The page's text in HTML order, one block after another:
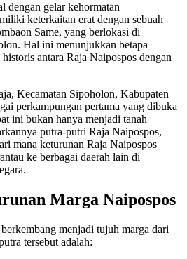
dengan gelar kehormatan
keterkaitan erat dengan sebuah
Same, yang berlokasi di
Hal ini menunjukkan betapa
antara Raja Naipospos dengan
Kecamatan Sipoholon, Kabupaten
perkampungan pertama yang dibuka
ini bukan hanya menjadi tanah
putra-putri Raja Naipospos,
mana keturunan Raja Naipospos
ke berbagai daerah lain di
Marga Naipospos
menjadi tujuh marga dari
tersebut adalah: